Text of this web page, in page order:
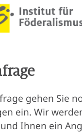
gehen Sie
ein. Wir
Ihnen ein